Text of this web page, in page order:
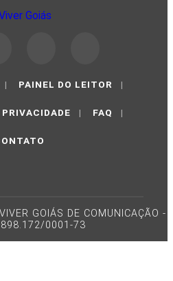
| PAINEL DO LEITOR |
| FAQ |
GOIÁS DE COMUNICAÇÃO -
0001-73